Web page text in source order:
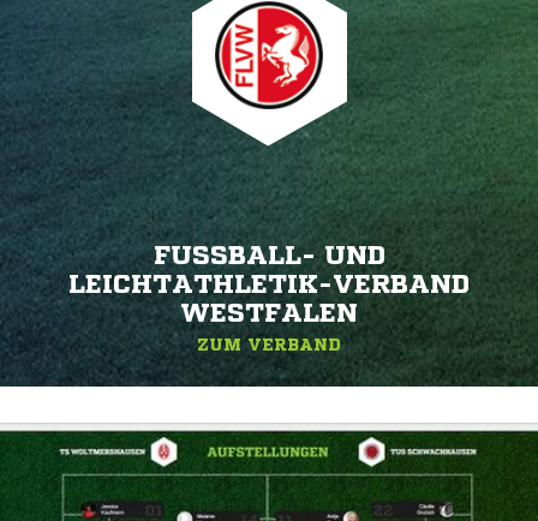
FUSSBALL- UND L
EICHTATHLETIK-VERBAND W
ESTFALEN
ZUM VERBAND